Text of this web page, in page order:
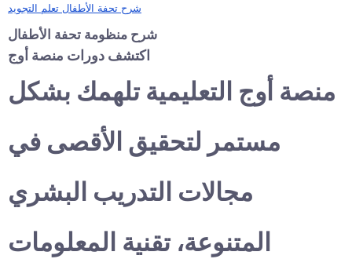
شرح تحفة الأطفال تعلم التجويد
شرح منظومة تحفة الأطفال
اكتشف دورات منصة أوج
منصة أوج التعليمية تلهمك بشكل
مستمر لتحقيق الأقصى في
مجالات التدريب البشري
المتنوعة، تقنية المعلومات